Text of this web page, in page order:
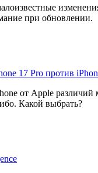
при обновлении.
17 Pro против
от Apple различий
Какой выбрать?